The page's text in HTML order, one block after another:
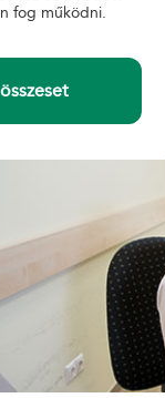
fog működni.